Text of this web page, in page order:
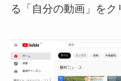
る「自分の動画」をク